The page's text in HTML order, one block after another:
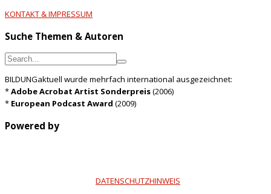
KONTAKT & IMPRESSUM
Suche Themen & Autoren
BILDUNGaktuell wurde mehrfach international ausgezeichnet:
*Adobe Acrobat Artist Sonderpreis(2006)
* European Podcast Award (2009)
Powered by
DATENSCHUTZHINWEIS